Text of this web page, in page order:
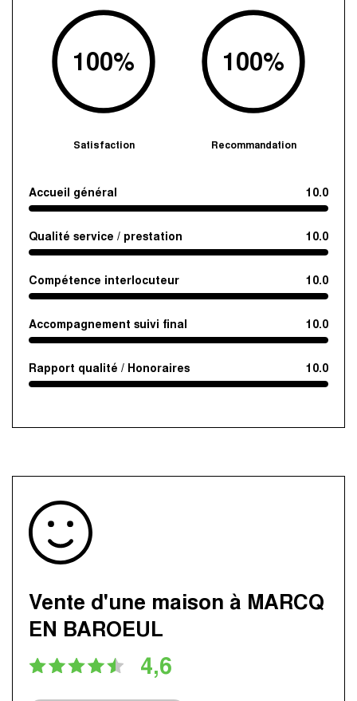
100%
Satisfaction
100%
Recommandation
Accueil général 10.0
Qualité service / prestation 10.0
Compétence interlocuteur 10.0
Accompagnement suivi final 10.0
Rapport qualité / Honoraires 10.0
Vente d'une maison à MARCQ
EN BAROEUL
4,6